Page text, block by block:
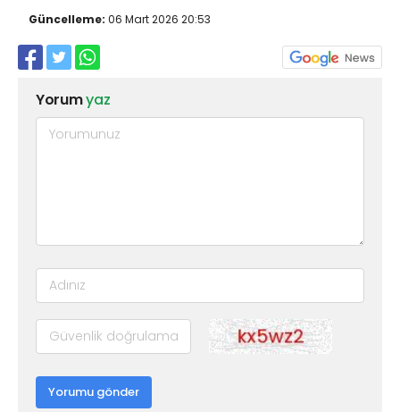
Güncelleme: 06 Mart 2026 20:53
Yorumyaz
Yorumu gönder